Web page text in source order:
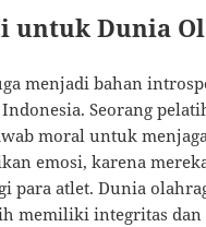
untuk Dunia
menjadi bahan
Seorang
moral untuk
emosi, karena
para atlet. Dunia
memiliki integritas